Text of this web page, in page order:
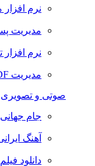
نرم افزار مک
مدیریت پسورد
نرم افزار تقویم
مدیریت PDF
صوتی و تصویری
جام جهانی برزیل 2014
آهنگ ایرانی
دانلود فیلم ایرانی